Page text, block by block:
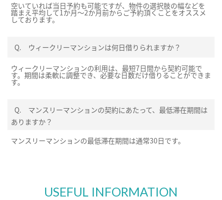
空いていれば当日予約も可能ですが、物件の選択肢の幅などを
踏まえ平均して1か月～2か月前からご予約頂くことをオススメ
しております。
Q. ウィークリーマンションは何日借りられますか？
ウィークリーマンションの利用は、最短7日間から契約可能で
す。期間は柔軟に調整でき、必要な日数だけ借りることができま
す。
Q.
マンスリーマンションの契約にあたって、最低滞在期間は
ありますか？
マンスリーマンションの最低滞在期間は通常30日です。
USEFUL INFORMATION